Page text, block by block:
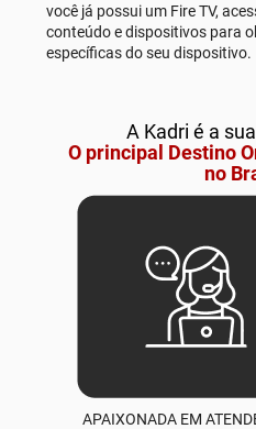
você já possui um Fire TV,
conteúdo e dispositivos para
específicas do seu dispositivo.
A Kadri é a
O principal Destino
no
APAIXONADA EM